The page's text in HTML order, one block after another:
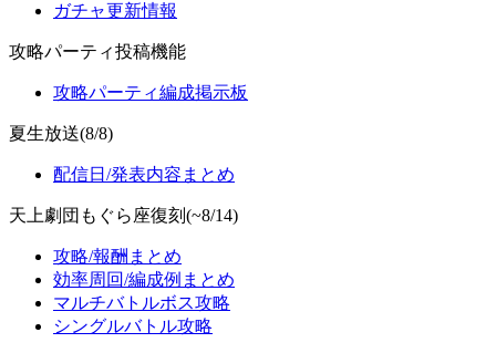
ガチャ更新情報
攻略パーティ投稿機能
攻略パーティ編成掲示板
夏生放送(8/8)
配信日/発表内容まとめ
天上劇団もぐら座復刻(~8/14)
攻略/報酬まとめ
効率周回/編成例まとめ
マルチバトルボス攻略
シングルバトル攻略